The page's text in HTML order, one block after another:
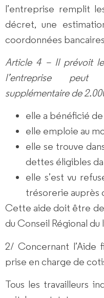
l’entreprise remplit
décret, une
coordonnées
Article 4 – Il prévoit
l’entreprise
supplémentaire de
elle a bénéficié de
elle emploie au
elle se trouve
dettes éligibles
elle s’est vu
trésorerie auprès
Cette aide doit être
du Conseil Régional
2/ Concernant l’Aide
prise en charge de
Tous les travailleurs